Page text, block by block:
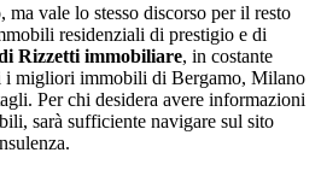
vale lo stesso discorso per il resto
residenziali di prestigio e di
Rizzetti immobiliare, in costante
i migliori immobili di Bergamo, Milano
Per chi desidera avere informazioni
sarà sufficiente navigare sul sito